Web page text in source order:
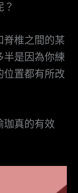
脊椎之間的某
半是因為你練
位置都有所改
珈真的有效